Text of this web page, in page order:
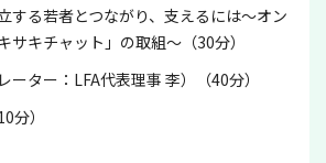
する若者とつながり、支えるには～オン
サキチャット」の取組～（30分）
ーター：LFA代表理事 李）（40分）
分）